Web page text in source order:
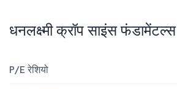
धनलक्ष्मी क्रॉप साइंस फंडामेंटल्स
P/E रेशियो